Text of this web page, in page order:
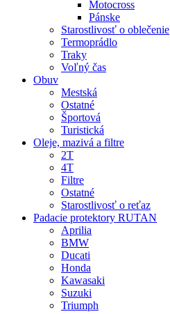
Motocross
Pánske
Starostlivosť o oblečenie
Termoprádlo
Traky
Voľný čas
Obuv
Mestská
Ostatné
Športová
Turistická
Oleje, mazivá a filtre
2T
4T
Filtre
Ostatné
Starostlivosť o reťaz
Padacie protektory RUTAN
Aprilia
BMW
Ducati
Honda
Kawasaki
Suzuki
Triumph